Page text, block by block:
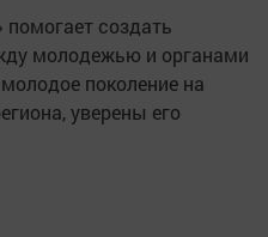
помогает создать
молодежью и органами
поколение на
уверены его